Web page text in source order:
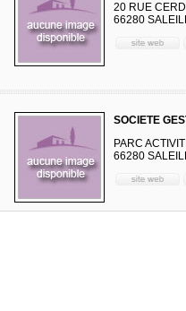
20 RUE
66280
SOCIETE
PARC
66280